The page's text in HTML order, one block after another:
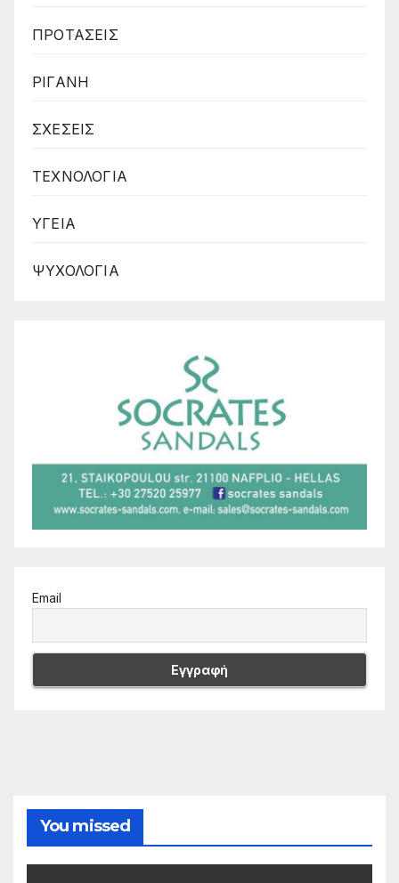
ΠΡΟΤΑΣΕΙΣ
ΡΙΓΑΝΗ
ΣΧΕΣΕΙΣ
ΤΕΧΝΟΛΟΓΙΑ
ΥΓΕΙΑ
ΨΥΧΟΛΟΓΙΑ
Email
You missed